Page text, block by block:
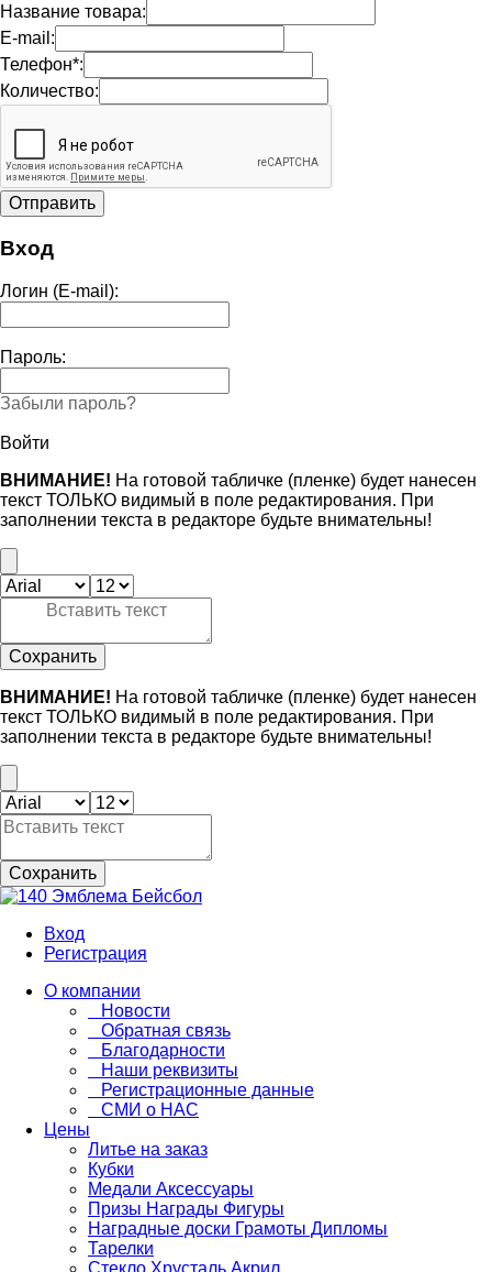
Название товара:
E-mail:
Телефон*:
Количество:
Вход
Логин (E-mail):
Пароль:
Забыли пароль?
Войти
ВНИМАНИЕ! На готовой табличке (пленке) будет нанесен
текст ТОЛЬКО видимый в поле редактирования. При
заполнении текста в редакторе будьте внимательны!
Сохранить
ВНИМАНИЕ! На готовой табличке (пленке) будет нанесен
текст ТОЛЬКО видимый в поле редактирования. При
заполнении текста в редакторе будьте внимательны!
Сохранить
Вход
Регистрация
О компании
Новости
Обратная связь
Благодарности
Наши реквизиты
Регистрационные данные
СМИ о НАС
Цены
Литье на заказ
Кубки
Медали Аксессуары
Призы Награды Фигуры
Наградные доски Грамоты Дипломы
Тарелки